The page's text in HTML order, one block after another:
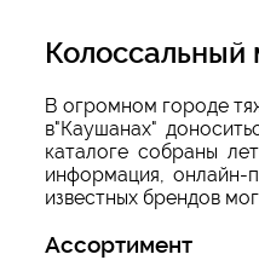
В огромном городе
в"Каушанах"
каталоге собраны
информация, онлайн-
известных брендов
Ассортимент